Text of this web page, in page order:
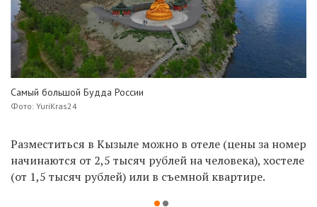
Самый большой Будда России
Фото: YuriKras24
Разместиться в Кызыле можно в отеле (цены за номер
начинаются от 2,5 тысяч рублей на человека), хостеле
(от 1,5 тысяч рублей) или в съемной квартире.